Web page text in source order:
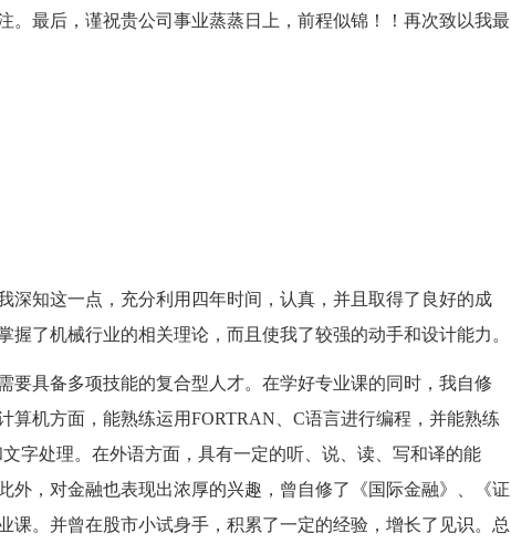
。最后，谨祝贵公司事业蒸蒸日上，前程似锦！！再次致以我最
深知这一点，充分利用四年时间，认真，并且取得了良好的成
握了机械行业的相关理论，而且使我了较强的动手和设计能力。
要具备多项技能的复合型人才。在学好专业课的同时，我自修
算机方面，能熟练运用FORTRAN、C语言进行编程，并能熟练
字处理。在外语方面，具有一定的听、说、读、写和译的能
外，对金融也表现出浓厚的兴趣，曾自修了《国际金融》、《证
课。并曾在股市小试身手，积累了一定的经验，增长了见识。总